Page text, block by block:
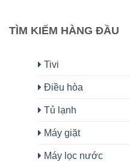
TÌM KIẾM HÀNG ĐẦU
Tivi
Điều hòa
Tủ lạnh
Máy giặt
Máy lọc nước